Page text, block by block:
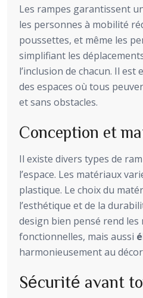
Les rampes garantissent
les personnes à mobilité
poussettes, et même les
simplifiant les
l’inclusion de chacun. Il est
des espaces où tous
et sans obstacles.
Conception et
Il existe divers types de
l’espace. Les matériaux
plastique. Le choix du
l’esthétique et de la
design bien pensé rend
fonctionnelles, mais aussi
harmonieusement au
Sécurité avant